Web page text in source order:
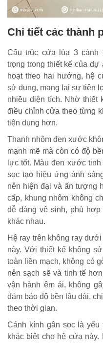
Chi tiết các thành
Cấu trúc cửa lùa 3 cánh
trọng trong thiết kế của
hoạt theo hai hướng, hệ
sử dụng, mang lại sự tiện
nhiều diện tích. Nhờ thiết
điều chỉnh cửa theo từng
tiện dụng hơn.
Thanh nhôm đen xước
mạnh mẽ mà còn có độ
lực tốt. Màu đen xước
sọc tạo hiệu ứng ánh
nên hiện đại và ấn tượng
cấp, khung nhôm không
dễ dàng vệ sinh, phù
khác nhau.
Hệ ray trên không ray
này. Với thiết kế không
toàn liền mạch, không có
nên sạch sẽ và tinh tế
vận hành êm ái, không
đảm bảo độ bền lâu dài,
theo thời gian.
Cánh kính gân sọc là
khác biệt cho hệ cửa